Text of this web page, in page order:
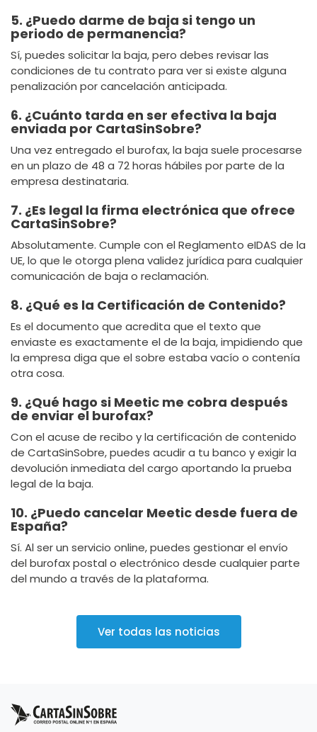
5. ¿Puedo darme de baja si tengo un
periodo de permanencia?
Sí, puedes solicitar la baja, pero debes revisar las
condiciones de tu contrato para ver si existe alguna
penalización por cancelación anticipada.
6. ¿Cuánto tarda en ser efectiva la baja
enviada por CartaSinSobre?
Una vez entregado el burofax, la baja suele procesarse
en un plazo de 48 a 72 horas hábiles por parte de la
empresa destinataria.
7. ¿Es legal la firma electrónica que ofrece
CartaSinSobre?
Absolutamente. Cumple con el Reglamento eIDAS de la
UE, lo que le otorga plena validez jurídica para cualquier
comunicación de baja o reclamación.
8. ¿Qué es la Certificación de Contenido?
Es el documento que acredita que el texto que
enviaste es exactamente el de la baja, impidiendo que
la empresa diga que el sobre estaba vacío o contenía
otra cosa.
9. ¿Qué hago si Meetic me cobra después
de enviar el burofax?
Con el acuse de recibo y la certificación de contenido
de CartaSinSobre, puedes acudir a tu banco y exigir la
devolución inmediata del cargo aportando la prueba
legal de la baja.
10. ¿Puedo cancelar Meetic desde fuera de
España?
Sí. Al ser un servicio online, puedes gestionar el envío
del burofax postal o electrónico desde cualquier parte
del mundo a través de la plataforma.
Ver todas las noticias